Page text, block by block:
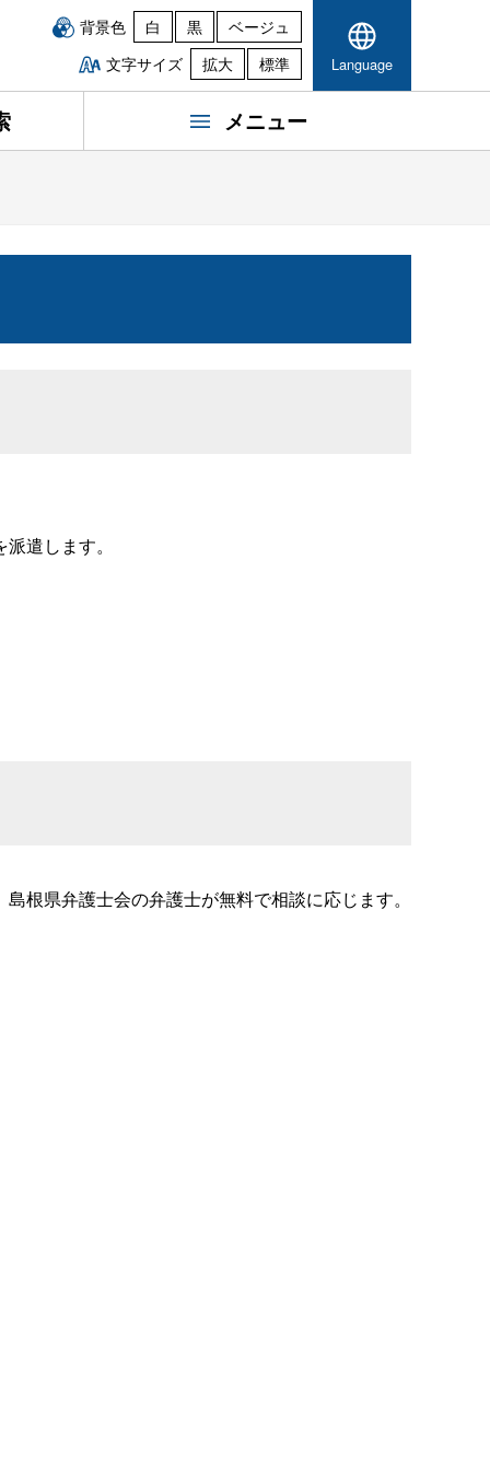
背景色 白 黒
ベージュ
文字サイズ
拡大 標準 Language
メニュー
遣します。
根県弁護士会の弁護士が無料で相談に応じます。